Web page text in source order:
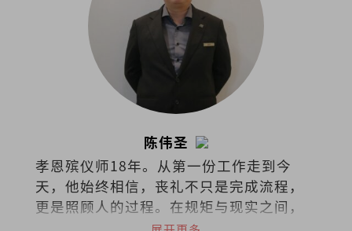
陈伟圣
孝恩殡仪师18年。从第一份工作走到今
天，他始终相信，丧礼不只是完成流程，
更是照顾人的过程。在规矩与现实之间，
他选择把同理留给活着的人。